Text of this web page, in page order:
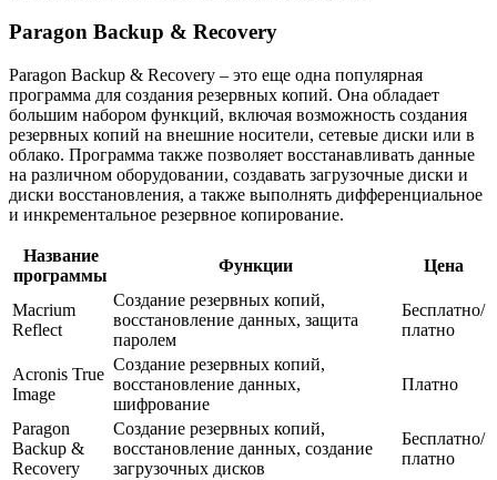
Paragon Backup & Recovery
Paragon Backup & Recovery – это еще одна популярная
программа для создания резервных копий. Она обладает
большим набором функций, включая возможность создания
резервных копий на внешние носители, сетевые диски или в
облако. Программа также позволяет восстанавливать данные
на различном оборудовании, создавать загрузочные диски и
диски восстановления, а также выполнять дифференциальное
и инкрементальное резервное копирование.
Название
программы
Функции Цена
Macrium
Reflect
Создание резервных копий,
восстановление данных, защита
паролем
Бесплатно/
платно
Acronis True
Image
Создание резервных копий,
восстановление данных,
шифрование
Платно
Paragon
Backup &
Recovery
Создание резервных копий,
восстановление данных, создание
загрузочных дисков
Бесплатно/
платно